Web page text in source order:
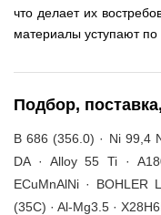
что делает их
материалы уступают по
Подбор,
B 686 (356.0) · Ni 99,4
DA · Alloy 55 Ti ·
ECuMnAlNi · BOHLER
(35C) · Al-Mg3.5 ·